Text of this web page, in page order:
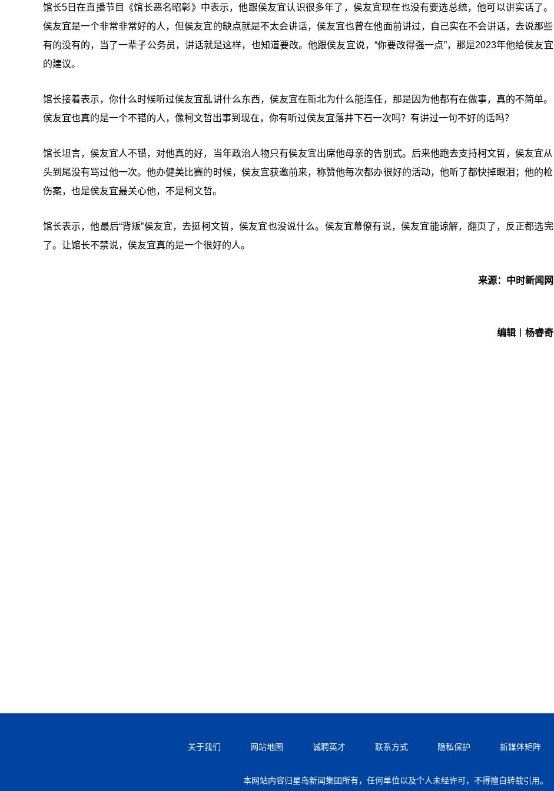
馆长5日在直播节目《馆长恶名昭彰》中表示，他跟侯友宜认识很多年了，侯友宜现在也没有要选总统，他可以讲实话了。
侯友宜是一个非常非常好的人，但侯友宜的缺点就是不太会讲话，侯友宜也曾在他面前讲过，自己实在不会讲话，去说那些
有的没有的，当了一辈子公务员，讲话就是这样，也知道要改。他跟侯友宜说，“你要改得强一点”，那是2023年他给侯友宜
的建议。
馆长接着表示，你什么时候听过侯友宜乱讲什么东西，侯友宜在新北为什么能连任，那是因为他都有在做事，真的不简单。
侯友宜也真的是一个不错的人，像柯文哲出事到现在，你有听过侯友宜落井下石一次吗？有讲过一句不好的话吗？
馆长坦言，侯友宜人不错，对他真的好，当年政治人物只有侯友宜出席他母亲的告别式。后来他跑去支持柯文哲，侯友宜从
头到尾没有骂过他一次。他办健美比赛的时候，侯友宜获邀前来，称赞他每次都办很好的活动，他听了都快掉眼泪；他的枪
伤案，也是侯友宜最关心他，不是柯文哲。
馆长表示，他最后“背叛”侯友宜，去挺柯文哲，侯友宜也没说什么。侯友宜幕僚有说，侯友宜能谅解，翻页了，反正都选完
了。让馆长不禁说，侯友宜真的是一个很好的人。
来源：中时新闻网
编辑︱杨睿奇
关于我们 网站地图 诚聘英才 联系方式 隐私保护 新媒体矩阵
本网站内容归星岛新闻集团所有，任何单位以及个人未经许可，不得擅自转载引用。